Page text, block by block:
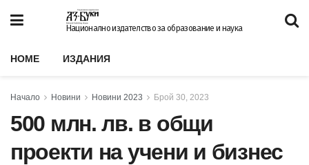
Национално издателство за образование и наука
HOME ИЗДАНИЯ
Начало Новини Новини 2023 Брой 30, 2023
500 млн. лв. в общи
проекти на учени и бизнес